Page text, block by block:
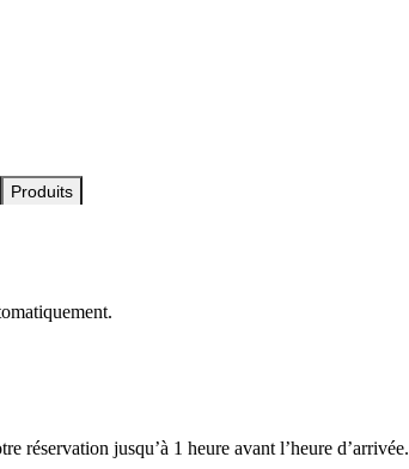
Produits
réservation jusqu’à 1 heure avant l’heure d’arrivée.